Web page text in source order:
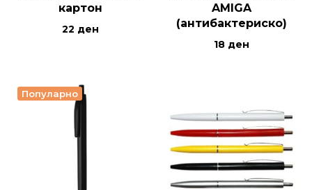
картон
22 ден
AMIGA
(антибактериско)
18 ден
Популарно